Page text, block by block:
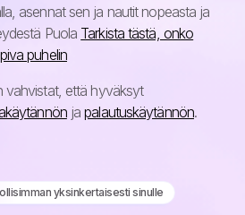
asennat sen ja nautit nopeasta ja
Puola Tarkista tästä, onko
puhelin
vahvistat, että hyväksyt
japalautuskäytännön.
yksinkertaisesti sinulle